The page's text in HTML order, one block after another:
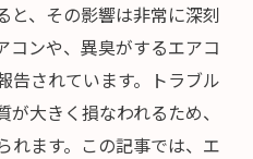
と、その影響は非常に深刻
コンや、異臭がするエアコ
告されています。トラブル
大きく損なわれるため、
れます。この記事では、エ